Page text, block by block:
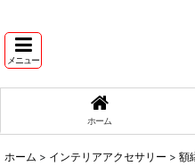
メニュー
ホーム
ホーム > インテリアアクセサリー > 額